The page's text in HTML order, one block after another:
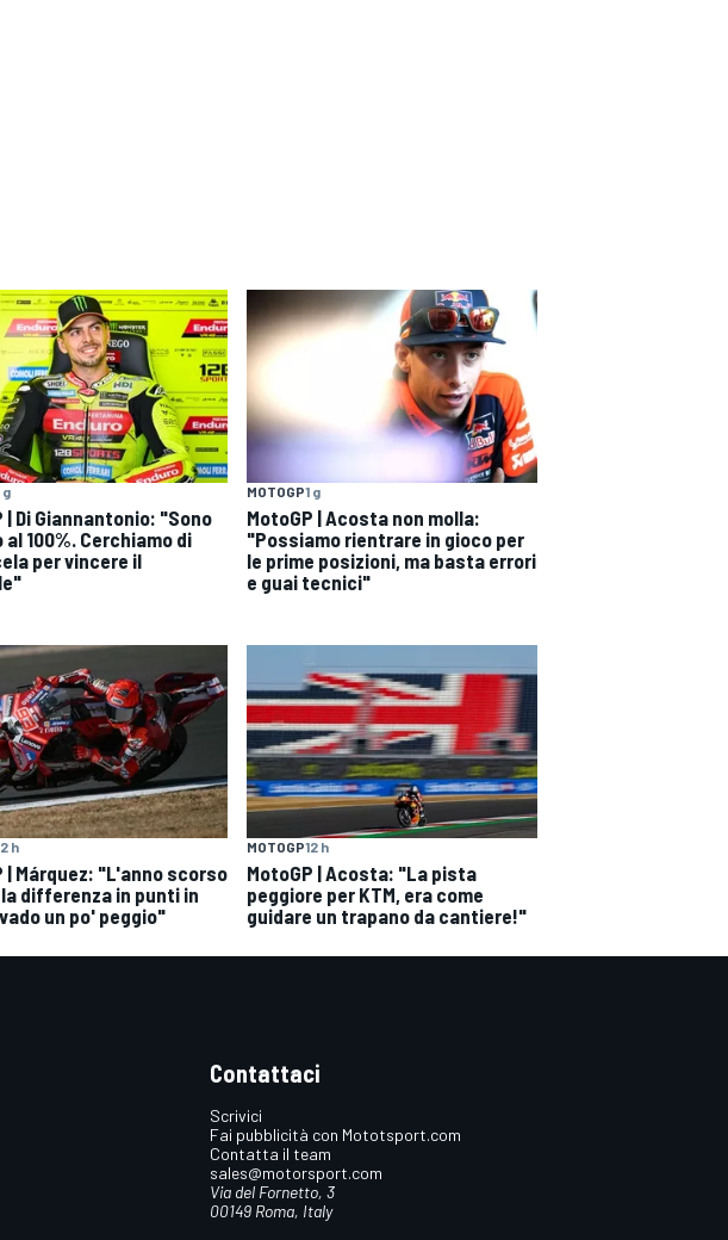
g
| Di Giannantonio: "Sono
100%. Cerchiamo di
per vincere il
MOTOGP1 g
MotoGP | Acosta non molla:
"Possiamo rientrare in gioco per
le prime posizioni, ma basta errori
e guai tecnici"
h
| Márquez: "L'anno scorso
differenza in punti in
un po' peggio"
MOTOGP12 h
MotoGP | Acosta: "La pista
peggiore per KTM, era come
guidare un trapano da cantiere!"
Contattaci
Scrivici
Fai pubblicità con Mototsport.com
Contatta il team
sales@motorsport.com
Via del Fornetto, 3
00149 Roma, Italy